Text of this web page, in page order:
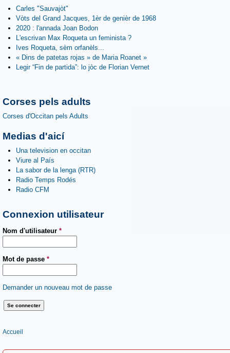
Carles "Sauvajòt"
Vòts del Grand Jacques, 1èr de genièr de 1968
2020 : l'annada Joan Bodon
L'escrivan Max Roqueta un feminista ?
Ives Roqueta, sèm orfanèls...
« Dins de patetas rojas » de Maria Roanet »
Legir “Fin de partida”: lo jòc de Florian Vernet
Corses pels adults
Corses d'Occitan pels Adults
Medias d'aicí
Una television en occitan
Viure al País
La sabor de la lenga (RTR)
Radio Temps Rodés
Radio CFM
Connexion utilisateur
Nom d'utilisateur *
Mot de passe *
Demander un nouveau mot de passe
Vous êtes ici
Accueil